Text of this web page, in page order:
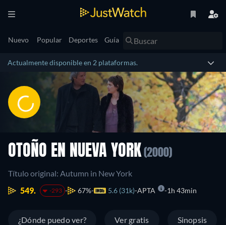
Nuevo Popular Deportes Guía
Actualmente disponible en 2 plataformas.
OTOÑO EN NUEVA YORK (2000)
Título original: Autumn in New York
549.
-293 67% 5.6 (31k) APTA 1h 43min
¿Dónde puedo ver? Ver gratis Sinopsis